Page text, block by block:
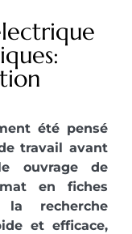
été pensé
travail avant
ouvrage de
en fiches
la recherche
et efficace,